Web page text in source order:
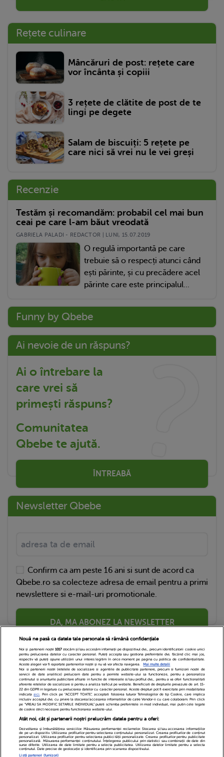
Rețete culinare
Mâncăruri de post: rețete care
vor încânta și copiii
3 rețete de clătite de post de te
lingi pe degete
Salam de biscuiți: 5 rețete pe
care nici să vrei nu le vei greși
Recenzie
Testăm și recomandăm: probabil cel mai bun
ceai pe care l-am băut vreodată
GABRIELA PALADI - REDACTOR | LUNI, 15.07.2019
O regulă importantă pe care
trebuie să o respecți atunci când
ești părinte, și cu precădere acel
părinte care este principalul...
Funny by Qbebe
Ai nevoie de un răspuns?
Ai o întrebare la
care vrei să
primești răspuns?
Comunitatea
Qbebe te ajută.
ÎNTREABĂ
Newsletter Qbebe
Confirm ca am peste 16 ani si sunt de acord ca
Qbebe.ro sa colecteze adresa de email pentru a primi
newslettere si e-mail-uri promotionale.
DA, MA ABONEZ LA NEWSLETTER
Echipa Editoriala Newsletter
Contact
Cariere
Cookies
Politica de confidentialitate
DivaHair Cosmetics
Despre noi
Termeni si conditii
Nouă ne pasă ca datele tale personale să rămână confidențiale
Noi și partenerii noștri 1017stocăm și/sau accesăm informații pe dispozitivul dvs., precum identificatorii cookie unici
pentru prelucrarea datelor cu caracter personal. Puteți accepta sau gestiona preferințele dvs. făcând clic mai jos,
respectiv vă puteți opune utilizării unui interes legitim în orice moment pe pagina cu politica de confidențialitate.
Aceste alegeri vor fi raportate partenerilor noștri și nu vă vor afecta navigarea.
Mai multe detalii
Noi si partenerii nostri (retelele de socializare si agentiile de publicitate partenere, precum si furnizorii nostri de
servicii de date analitice) prelucram date pentru a permite website-ului sa functioneze, pentru a personaliza
continutul si anunturile publicitare afisate in functie de interesele si/sau profilul dvs., pentru a va oferi functionalitati
aferente retelelor de socializare si pentru a analiza traficul pe website. Beneficiati de drepturile prevazute de art. 15-
22 din GDPR in legatura cu prelucrarea datelor cu caracter personal. Aceste drepturi pot fi exercitate prin modalitatea
indicataaici. Prin click pe “ACCEPT TOATE”, acceptati folosirea tuturor Tehnologiilor de tip Cookie, care implica
inclusiv acceptul dvs. cu privire la stocarea/accesarea informatiilor de catre Vendor-ii cu care colaboram. Prin click
pe “VREAU SA MODIFIC SETARILE INDIVIDUAL” puteti schimba preferintele in mod individual, mai putin cele legate
de cookie strict necesare pentru functionarea website-ului.
Atât noi, cât și partenerii noștri prelucrăm datele pentru a oferi:
Dezvoltarea și îmbunătățirea serviciilor. Măsurarea performanței reclamelor. Stocarea și/sau accesarea informațiilor
de pe un dispozitiv. Utilizarea profilurilor pentru selectarea conținutului personalizat. Crearea profilurilor de conținut
personalizat. Utilizarea profilurilor pentru selectarea publicității personalizate. Crearea profilurilor pentru publicitate
personalizată. Măsurarea performanței conținutului. Înțelegerea publicului prin statistici sau combinații de date din
surse diferite. Utilizarea de date limitate pentru a selecta publicitatea. Utilizarea datelor limitate pentru a selecta
conținutul. Date precise de geolocație și identificarea prin scanarea dispozitivului.
Listă parteneri (furnizori)